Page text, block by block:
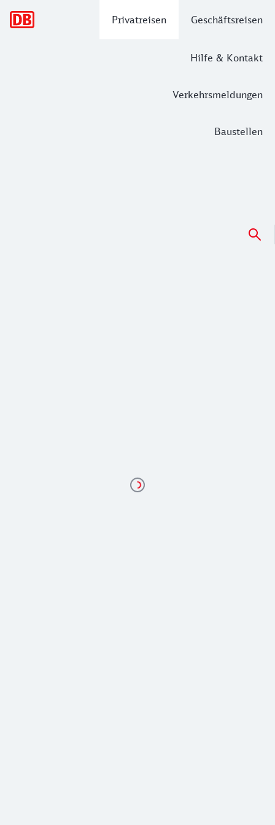
Privatreisen Geschäftsreisen
Hilfe & Kontakt
Verkehrsmeldungen
Baustellen